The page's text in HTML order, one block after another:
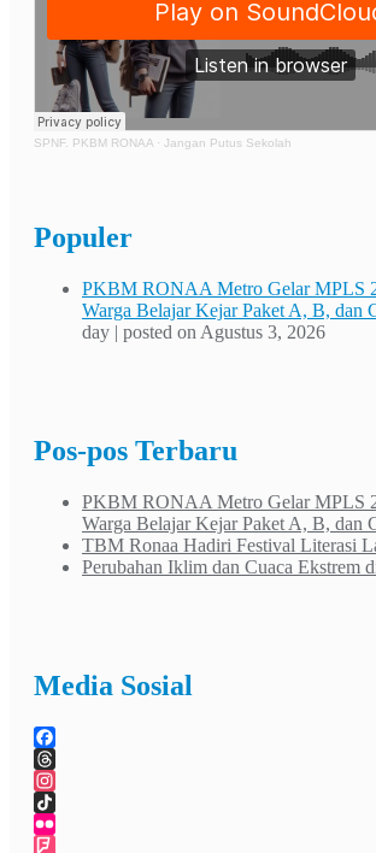
SPNF. PKBM RONAA · Jangan Putus Sekolah
Populer
PKBM RONAA Metro Gelar MPLS
Warga Belajar Kejar Paket A, B, dan
day | posted on Agustus 3, 2026
Pos-pos Terbaru
PKBM RONAA Metro Gelar MPLS
Warga Belajar Kejar Paket A, B, dan
TBM Ronaa Hadiri Festival Literasi
Perubahan Iklim dan Cuaca Ekstrem
Media Sosial
Facebook
Threads
Instagram
TikTok
Flickr